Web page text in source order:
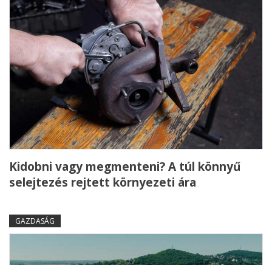
Kidobni vagy megmenteni? A túl könnyű
selejtezés rejtett környezeti ára
GAZDASÁG